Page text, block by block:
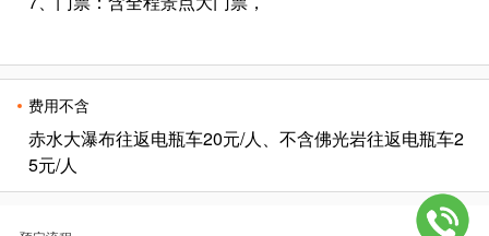
费用不含
赤水大瀑布往返电瓶车20元/人、不含佛光岩往返电瓶车2
5元/人